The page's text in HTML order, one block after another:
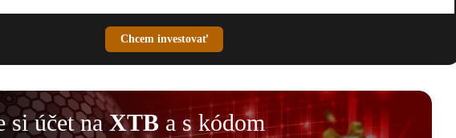
Chcem investovať
si účet naXTB a s kódom